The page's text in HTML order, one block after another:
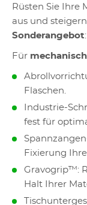
Rüsten Sie Ihre
aus und
Sonderangebot:
Für
Flaschen.
Industrie-
fest für
Fixierung
Gravogrip™:
Halt Ihrer